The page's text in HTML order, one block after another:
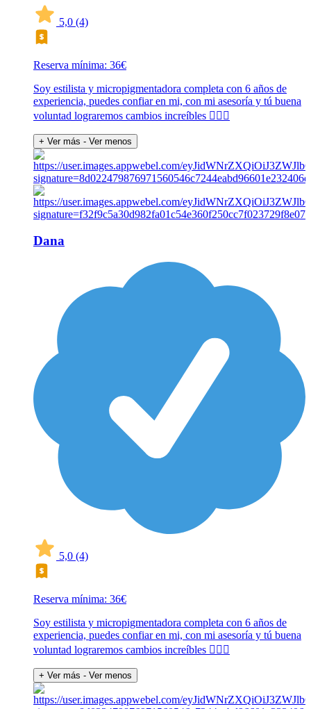
5,0 (4)
Reserva mínima: 36€
Soy estilista y micropigmentadora completa con 6 años de
experiencia, puedes confiar en mi, con mi asesoría y tú buena
voluntad lograremos cambios increíbles 👍🏻🎉
+ Ver más - Ver menos
Dana
5,0 (4)
Reserva mínima: 36€
Soy estilista y micropigmentadora completa con 6 años de
experiencia, puedes confiar en mi, con mi asesoría y tú buena
voluntad lograremos cambios increíbles 👍🏻🎉
+ Ver más - Ver menos